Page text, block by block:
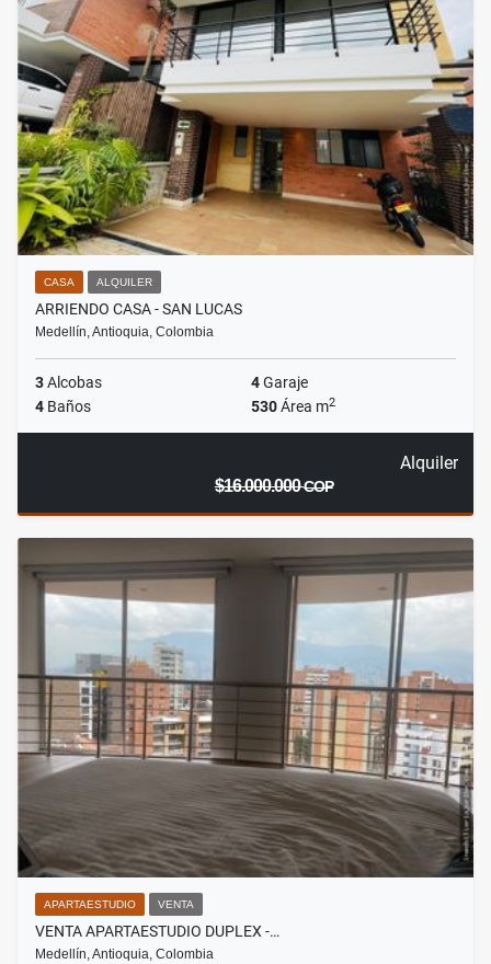
CASA ALQUILER
ARRIENDO CASA - SAN LUCAS
Medellín, Antioquia, Colombia
3Alcobas 4Garaje
4 Baños 530Área m2
Alquiler
$16.000.000COP
APARTAESTUDIO VENTA
VENTA APARTAESTUDIO DUPLEX -…
Medellín, Antioquia, Colombia